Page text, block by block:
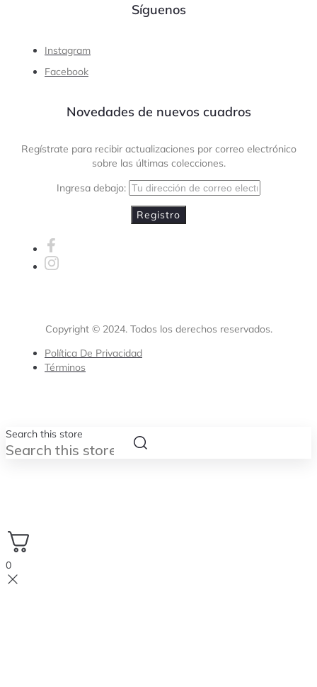
Síguenos
Instagram
Facebook
Novedades de nuevos cuadros
Regístrate para recibir actualizaciones por correo electrónico
sobre las últimas colecciones.
Ingresa debajo:
Copyright © 2024. Todos los derechos reservados.
Política De Privacidad
Términos
Search this store
0